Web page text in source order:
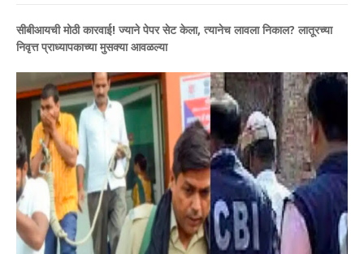
सीबीआयची मोठी कारवाई! ज्याने पेपर सेट केला, त्यानेच लावला निकाल? लातूरच्या
निवृत्त प्राध्यापकाच्या मुसक्या आवळल्या